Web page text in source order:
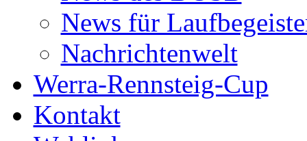
News für
Nachrichtenwelt
Werra-Rennsteig-Cup
Kontakt